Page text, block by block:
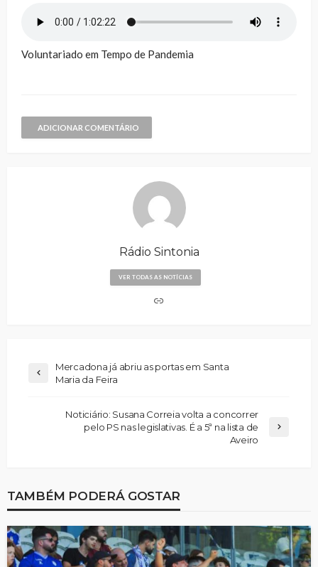
Voluntariado em Tempo de Pandemia
ADICIONAR COMENTÁRIO
Rádio Sintonia
VER TODAS AS NOTÍCIAS
Mercadona já abriu as portas em Santa
Maria da Feira
Noticiário: Susana Correia volta a concorrer
pelo PS nas legislativas. É a 5ª na lista de
Aveiro
TAMBÉM PODERÁ GOSTAR